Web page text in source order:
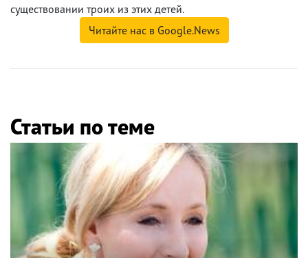
существовании троих из этих детей.
Читайте нас в Google.News
Статьи по теме